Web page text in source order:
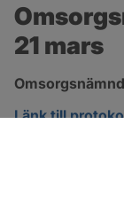
21 mars
Länk till